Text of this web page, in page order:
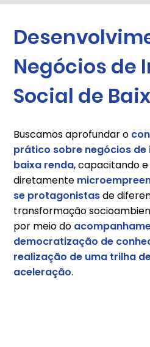
Negócios de
Social de
Buscamos aprofundar o
prático sobre negócios
baixa renda, capacitando
diretamente
se protagonistasde
transformação
por meio do
democratização de
realização de uma trilha
aceleração.